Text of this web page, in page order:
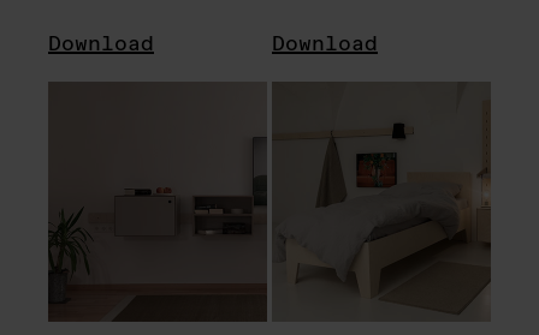
Download Download